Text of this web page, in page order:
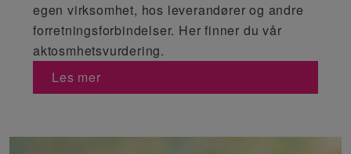
egen virksomhet, hos leverandører og andre
forretningsforbindelser. Her finner du vår
aktosmhetsvurdering.
Les mer